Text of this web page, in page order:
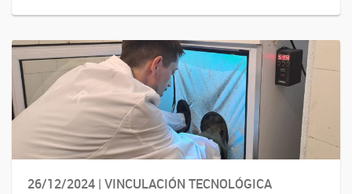
26/12/2024 | VINCULACIÓN TECNOLÓGICA